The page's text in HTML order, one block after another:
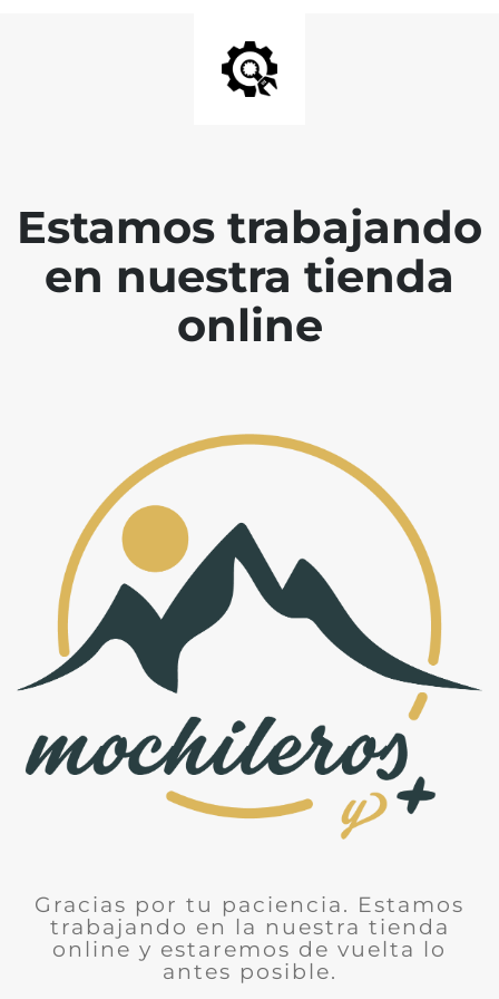
Estamos trabajando
en nuestra tienda
online
Gracias por tu paciencia. Estamos
trabajando en la nuestra tienda
online y estaremos de vuelta lo
antes posible.